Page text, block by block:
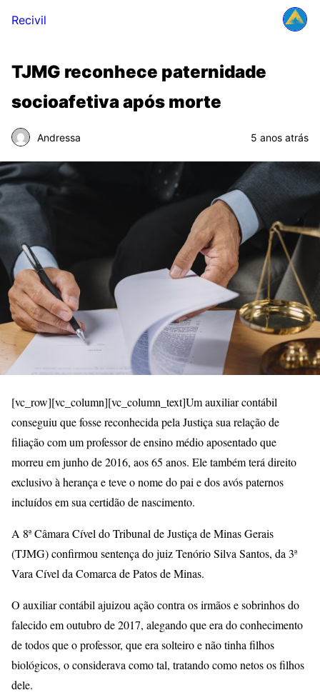
Recivil
TJMG reconhece paternidade
socioafetiva após morte
Andressa 5 anos atrás
[vc_row][vc_column][vc_column_text]Um auxiliar contábil
conseguiu que fosse reconhecida pela Justiça sua relação de
filiação com um professor de ensino médio aposentado que
morreu em junho de 2016, aos 65 anos. Ele também terá direito
exclusivo à herança e teve o nome do pai e dos avós paternos
incluídos em sua certidão de nascimento.
A 8ª Câmara Cível do Tribunal de Justiça de Minas Gerais
(TJMG) confirmou sentença do juiz Tenório Silva Santos, da 3ª
Vara Cível da Comarca de Patos de Minas.
O auxiliar contábil ajuizou ação contra os irmãos e sobrinhos do
falecido em outubro de 2017, alegando que era do conhecimento
de todos que o professor, que era solteiro e não tinha filhos
biológicos, o considerava como tal, tratando como netos os filhos
dele.